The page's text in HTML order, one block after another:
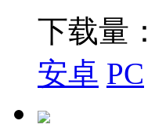
下载量：
安卓 PC